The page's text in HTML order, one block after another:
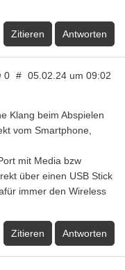
Zitieren Antworten
0 # 05.02.24 um 09:02
Klang beim Abspielen
vom Smartphone,
mit Media bzw
über einen USB Stick
immer den Wireless
Zitieren Antworten